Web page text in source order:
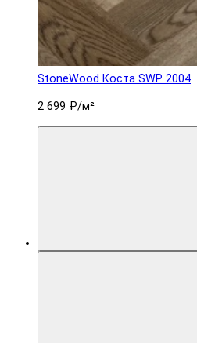
StoneWood Коста SWP 2004
2 699 ₽/м²